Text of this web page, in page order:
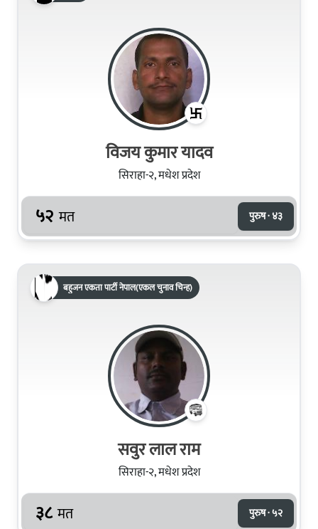
विजय कुमार यादव
सिराहा-२, मधेश प्रदेश
५२ मत पुरुष · ४३
बहुजन एकता पार्टी नेपाल(एकल चुनाव चिन्ह)
सवुर लाल राम
सिराहा-२, मधेश प्रदेश
३८ मत पुरुष · ५२